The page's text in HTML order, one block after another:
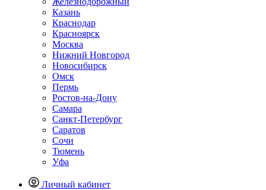
Казань
Краснодар
Красноярск
Москва
Нижний Новгород
Новосибирск
Омск
Пермь
Ростов-на-Дону
Самара
Санкт-Петербург
Саратов
Сочи
Тюмень
Уфа
Личный кабинет